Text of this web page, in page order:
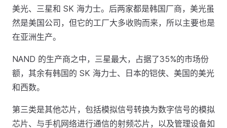
美光、三星和 SK 海力士。后两家都是韩国厂商，美光虽
然是美国公司，但它的工厂大多收购而来，所以主要也是
在亚洲生产。
NAND 的生产商之中，三星最大，占据了35%的市场份
额，其余有韩国的 SK 海力士、日本的铠侠、美国的美光
和西数。
第三类是其他芯片，包括模拟信号转换为数字信号的模拟
芯片、与手机网络进行通信的射频芯片，以及管理设备如